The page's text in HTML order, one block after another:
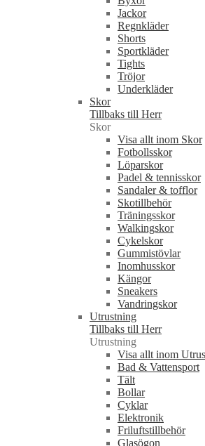
Jackor
Regnkläder
Shorts
Sportkläder
Tights
Tröjor
Underkläder
Skor
Tillbaks till Herr
Skor
Visa allt inom Skor
Fotbollsskor
Löparskor
Padel & tennisskor
Sandaler & tofflor
Skotillbehör
Träningsskor
Walkingskor
Cykelskor
Gummistövlar
Inomhusskor
Kängor
Sneakers
Vandringskor
Utrustning
Tillbaks till Herr
Utrustning
Visa allt inom
Bad & Vattensport
Tält
Bollar
Cyklar
Elektronik
Friluftstillbehör
Glasögon